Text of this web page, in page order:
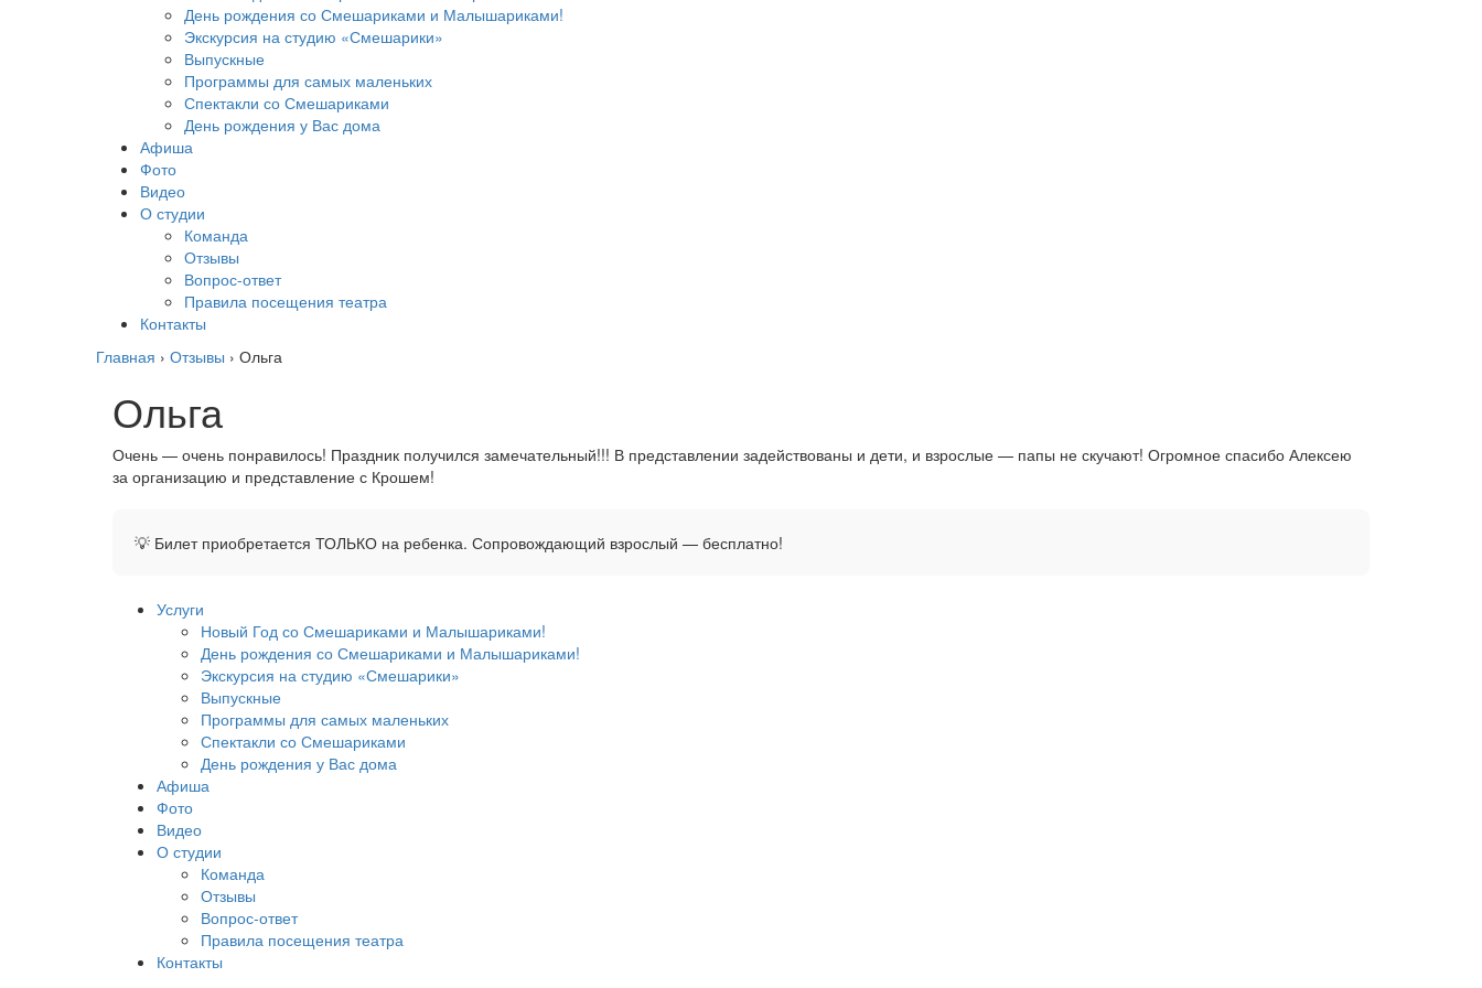
День рождения со Смешариками и Малышариками!
Экскурсия на студию «Смешарики»
Выпускные
Программы для самых маленьких
Спектакли со Смешариками
День рождения у Вас дома
Афиша
Фото
Видео
О студии
Команда
Отзывы
Вопрос-ответ
Правила посещения театра
Контакты
Главная › Отзывы › Ольга
Ольга
Очень — очень понравилось! Праздник получился замечательный!!! В представлении задействованы и дети, и взрослые — папы не скучают! Огромное спасибо Алексею
за организацию и представление с Крошем!
💡 Билет приобретается ТОЛЬКО на ребенка. Сопровождающий взрослый — бесплатно!
Услуги
Новый Год со Смешариками и Малышариками!
День рождения со Смешариками и Малышариками!
Экскурсия на студию «Смешарики»
Выпускные
Программы для самых маленьких
Спектакли со Смешариками
День рождения у Вас дома
Афиша
Фото
Видео
О студии
Команда
Отзывы
Вопрос-ответ
Правила посещения театра
Контакты